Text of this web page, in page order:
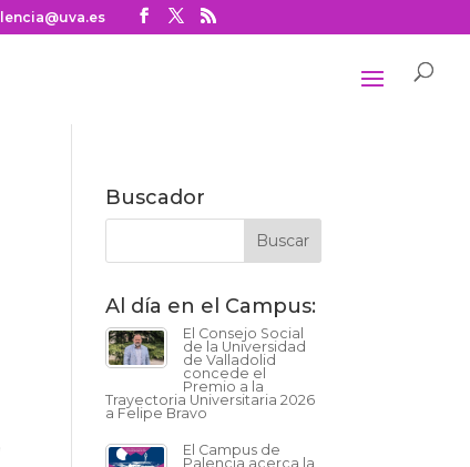
Buscador
Al día en el Campus:
El Consejo Social
de la Universidad
de Valladolid
concede el
Premio a la
Trayectoria Universitaria 2026
a Felipe Bravo
El Campus de
Palencia acerca la